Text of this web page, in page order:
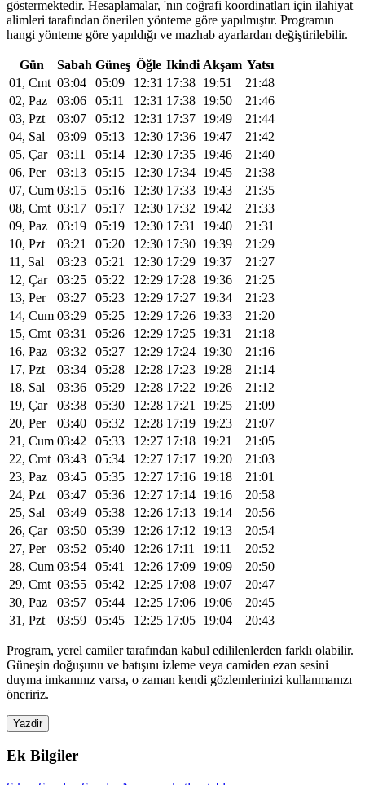
göstermektedir. Hesaplamalar, 'nın coğrafi koordinatları için ilahiyat
alimleri tarafından önerilen yönteme göre yapılmıştır. Programın
hangi yönteme göre yapıldığı ve mazhab ayarlardan değiştirilebilir.
Gün Sabah Güneş Öğle Ikindi Akşam Yatsı
01, Cmt 03:04 05:09 12:31 17:38 19:51
21:48
02, Paz
03:06 05:11 12:31 17:38 19:50
21:46
03, Pzt
03:07 05:12 12:31 17:37 19:49
21:44
04, Sal
03:09 05:13 12:30 17:36 19:47
21:42
05, Çar
03:11 05:14 12:30 17:35 19:46
21:40
06, Per
03:13 05:15 12:30 17:34 19:45
21:38
07, Cum 03:15 05:16 12:30 17:33 19:43
21:35
08, Cmt 03:17 05:17 12:30 17:32 19:42
21:33
09, Paz
03:19 05:19 12:30 17:31 19:40
21:31
10, Pzt
03:21 05:20 12:30 17:30 19:39
21:29
11, Sal
03:23 05:21 12:30 17:29 19:37
21:27
12, Çar
03:25 05:22 12:29 17:28 19:36
21:25
13, Per
03:27 05:23 12:29 17:27 19:34
21:23
14, Cum 03:29 05:25 12:29 17:26 19:33
21:20
15, Cmt 03:31 05:26 12:29 17:25 19:31
21:18
16, Paz
03:32 05:27 12:29 17:24 19:30
21:16
17, Pzt
03:34 05:28 12:28 17:23 19:28
21:14
18, Sal
03:36 05:29 12:28 17:22 19:26
21:12
19, Çar
03:38 05:30 12:28 17:21 19:25
21:09
20, Per
03:40 05:32 12:28 17:19 19:23
21:07
21, Cum 03:42 05:33 12:27 17:18 19:21
21:05
22, Cmt 03:43 05:34 12:27 17:17 19:20
21:03
23, Paz
03:45 05:35 12:27 17:16 19:18
21:01
24, Pzt
03:47 05:36 12:27 17:14 19:16
20:58
25, Sal
03:49 05:38 12:26 17:13 19:14
20:56
26, Çar
03:50 05:39 12:26 17:12 19:13
20:54
27, Per
03:52 05:40 12:26 17:11 19:11
20:52
28, Cum 03:54 05:41 12:26 17:09 19:09
20:50
29, Cmt 03:55 05:42 12:25 17:08 19:07
20:47
30, Paz
03:57 05:44 12:25 17:06 19:06
20:45
31, Pzt
03:59 05:45 12:25 17:05 19:04 20:43
Program, yerel camiler tarafından kabul edililenlerden farklı olabilir.
Güneşin doğuşunu ve batışını izleme veya camiden ezan sesini
duyma imkanınız varsa, o zaman kendi gözlemlerinizi kullanmanızı
öneririz.
Yazdir
Ek Bilgiler